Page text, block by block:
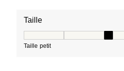
Taille
Taille petit